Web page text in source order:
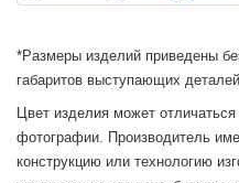
*Размеры изделий приведены
габаритов выступающих
Цвет изделия может
фотографии. Производитель
конструкцию или технологию